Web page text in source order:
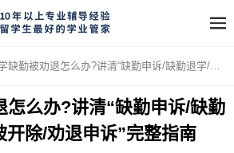
勤被劝退怎么办?讲清“缺勤申诉/缺勤退学/缺勤被开除/劝退申诉”完整指南
怎么办?讲清“缺勤申诉/缺勤
开除/劝退申诉”完整指南